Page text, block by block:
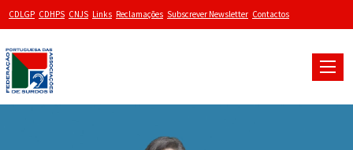
CDLGP CDHPS CNJS Links Reclamações Subscrever Newsletter Contactos
Toggle